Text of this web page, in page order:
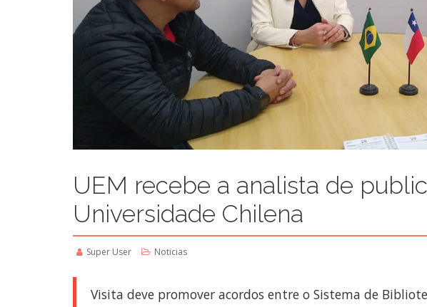
UEM recebe a analista de
Universidade Chilena
Super User Noticias
Visita deve promover acordos entre o Sistema de